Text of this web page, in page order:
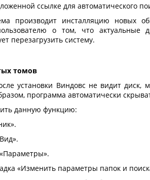
ссылке для автоматического
производит инсталляцию новых
о том, что
перезагрузить систему.
томов
установки Виндовс не видит диск,
программа автоматически
данную функцию:
«Изменить параметры папок и